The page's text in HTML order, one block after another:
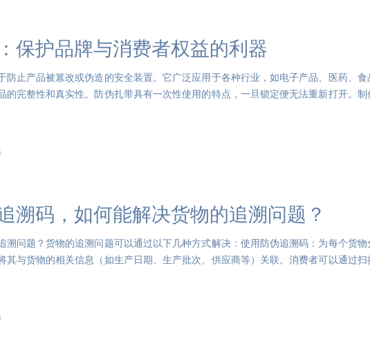
保护品牌与消费者权益的利器
防止产品被篡改或伪造的安全装置。它广泛应用于各种行业，如电子产品、医药、食
的完整性和真实性。防伪扎带具有一次性使用的特点，一旦锁定便无法重新打开。制
溯码，如何能解决货物的追溯问题？
溯问题？货物的追溯问题可以通过以下几种方式解决：使用防伪追溯码：为每个货物
其与货物的相关信息（如生产日期、生产批次、供应商等）关联。消费者可以通过扫